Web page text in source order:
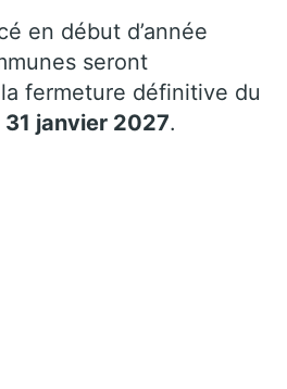
en début d’année
seront
fermeture définitive du
31 janvier 2027.